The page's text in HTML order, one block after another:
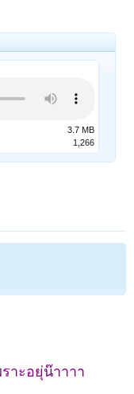
3.7 MB
1,266
าะอยุ่น๊าาาา